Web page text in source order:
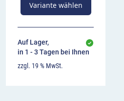
Variante wählen
Auf Lager,
in 1 - 3 Tagen bei Ihnen
zzgl. 19 % MwSt.